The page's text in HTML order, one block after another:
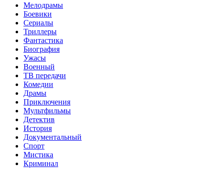
Мелодрамы
Боевики
Сериалы
Триллеры
Фантастика
Биография
Ужасы
Военный
ТВ передачи
Комедии
Драмы
Приключения
Мультфильмы
Детектив
История
Документальный
Спорт
Мистика
Криминал